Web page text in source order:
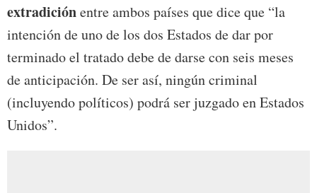
extradiciónentre ambos países que dice que “la
intención de uno de los dos Estados de dar por
terminado el tratado debe de darse con seis meses
de anticipación. De ser así, ningún criminal
(incluyendo políticos) podrá ser juzgado en Estados
Unidos”.